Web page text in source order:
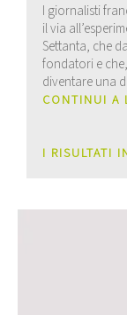
I giornalisti
il via
Settanta, che
fondatori e
diventare una
aggiunto
CONTINUI A
I RISULTATI